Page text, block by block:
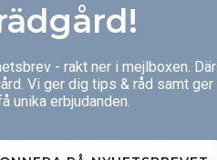
- rakt ner i mejlboxen. Där
Vi ger dig tips & råd samt ger
unika erbjudanden.